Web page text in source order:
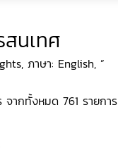
นเทศ
ภาษา: English, ”
จากทั้งหมด 761 รายการ